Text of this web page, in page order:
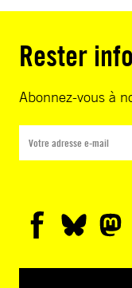
Rester
Abonnez-vous à